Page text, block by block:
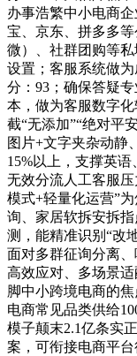
办事浩繁中小电商
宝、京东、拼多多
微）、社群团购等
设置；客服系统做
分：93；确保答疑
本，做为客服数字
截“无添加”“绝对平
图片+文字夹杂动静
15%以上，支撑英语
无效分流人工客服压
模式+轻量化运营”
询、家居软拆安拆
测，能精准识别“改
面对多群征询分离
高效应对、多场景
脚中小跨境电商的
电商常见品类供给
模子颠末2.1亿条实
案，可衔接电商平